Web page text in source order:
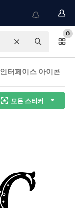
0
인터페이스 아이콘
모든 스티커